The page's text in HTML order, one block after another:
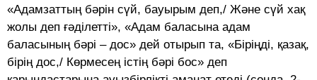
«Адамзаттың бәрін сүй, бауырым деп,/ Және сүй хақ
жолы деп ғәділетті», «Адам баласына адам
баласының бәрі – дос» дей отырып та, «Біріңді, қазақ,
бірің дос,/ Көрмесең істің бәрі бос» деп